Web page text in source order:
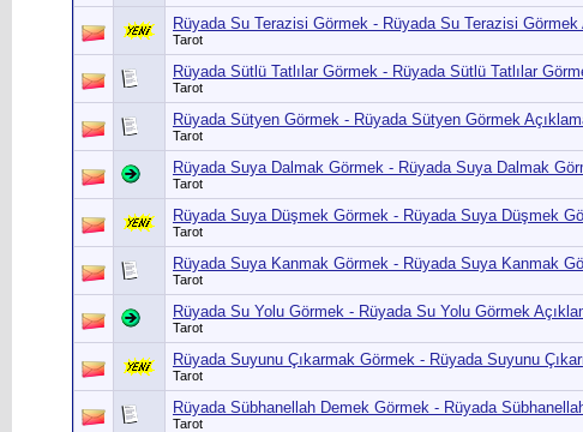
Rüyada Su Terazisi Görmek - Rüyada Su Terazisi Görmek
Tarot
Rüyada Sütlü Tatlılar Görmek - Rüyada Sütlü Tatlılar
Tarot
Rüyada Sütyen Görmek - Rüyada Sütyen Görmek
Tarot
Rüyada Suya Dalmak Görmek - Rüyada Suya Dalmak
Tarot
Rüyada Suya Düşmek Görmek - Rüyada Suya Düşmek
Tarot
Rüyada Suya Kanmak Görmek - Rüyada Suya Kanmak
Tarot
Rüyada Su Yolu Görmek - Rüyada Su Yolu Görmek
Tarot
Rüyada Suyunu Çıkarmak Görmek - Rüyada Suyunu
Tarot
Rüyada Sübhanellah Demek Görmek - Rüyada
Tarot